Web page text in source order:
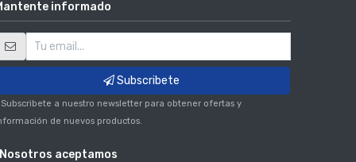
informado
Subscribete
a nuestro newsletter para obtener ofertas y
de nuevos productos.
Nosotros aceptamos